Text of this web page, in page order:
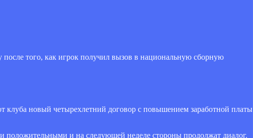
того, как игрок получил вызов в национальную сборную
новый четырехлетний договор с повышением заработной платы
положительными и на следующей неделе стороны продолжат диалог.